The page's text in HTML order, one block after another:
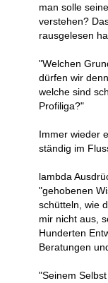
man solle
verstehen?
rausgelesen
"Welchen
dürfen wir
welche sind
Profiliga?"
Immer wieder
ständig im
lambda
"gehobenen
schütteln, wie
mir nicht aus,
Hunderten
Beratungen
"Seinem